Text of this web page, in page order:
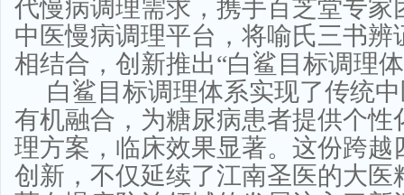
代慢病调理需求，携手百芝堂专家
中医慢病调理平台，将喻氏三书
相结合，创新推出“白鲨目标调理
白鲨目标调理体系实现了传统
有机融合，为糖尿病患者提供个性
理方案，临床效果显著。这份跨越
创新，不仅延续了江南圣医的大医